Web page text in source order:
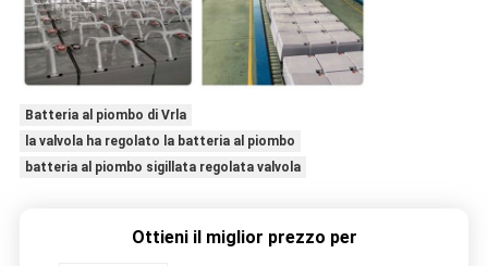
Batteria al piombo di Vrla
la valvola ha regolato la batteria al piombo
batteria al piombo sigillata regolata valvola
Ottieni il miglior prezzo per